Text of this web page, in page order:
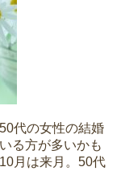
代の女性の結婚
る方が多いかも
月は来月。50代